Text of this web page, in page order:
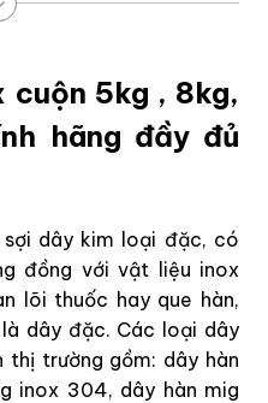
cuộn 5kg , 8kg,
hãng đầy đủ
dây kim loại đặc, có
đồng với vật liệu inox
lõi thuốc hay que hàn,
dây đặc. Các loại dây
thị trường gồm: dây hàn
inox 304, dây hàn mig